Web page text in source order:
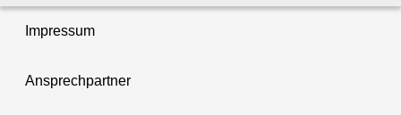
Impressum
Ansprechpartner